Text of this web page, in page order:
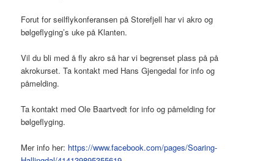
Forut for seilflykonferansen på Storefjell har vi akro og
bølgeflyging’s uke på Klanten.
Vil du bli med å fly akro så har vi begrenset plass på på
akrokurset. Ta kontakt med Hans Gjengedal for info og
påmelding.
Ta kontakt med Ole Baartvedt for info og påmelding for
bølgeflyging.
Mer info her: https://www.facebook.com/pages/Soaring-